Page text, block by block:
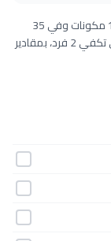
طريقة عمل فطيرة اللحم المفروم خطوة بخطوة بـ13 مكونات وفي 35
دقيقة فقط. وصفة سهلة ومجرّبة من مطبخ دلوقتي تكفي 2 فرد، بمقادير